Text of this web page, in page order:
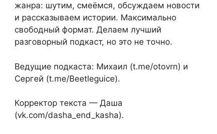
жанра: шутим, смеёмся, обсуждаем новости
и рассказываем истории. Максимально
свободный формат. Делаем лучший
разговорный подкаст, но это не точно.
Ведущие подкаста: Михаил (t.me/otovrn) и
Сергей (t.me/Beetleguice).
Корректор текста — Даша
(vk.com/dasha_end_kasha).